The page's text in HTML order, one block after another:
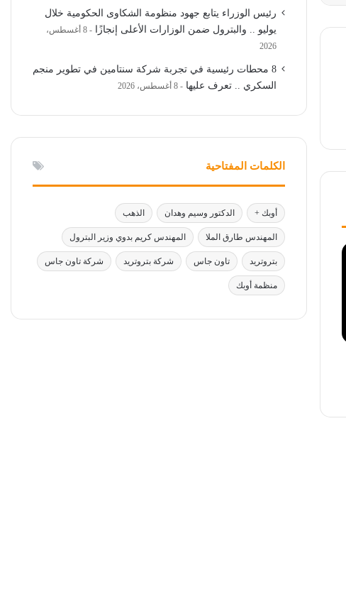
رئيس الوزراء يتابع جهود منظومة الشكاوى الحكومية خلال
يوليو .. والبترول ضمن الوزارات الأعلى إنجازًا
8 أغسطس،
2026
8 محطات رئيسية في تجربة شركة سنتامين في تطوير منجم
السكري .. تعرف عليها
8 أغسطس، 2026
الكلمات المفتاحية
أوبك + الدكتور وسيم وهدان الذهب
المهندس طارق الملا المهندس كريم بدوي وزير البترول
بتروتريد تاون جاس شركة بتروتريد شركة تاون جاس
منظمة أوبك